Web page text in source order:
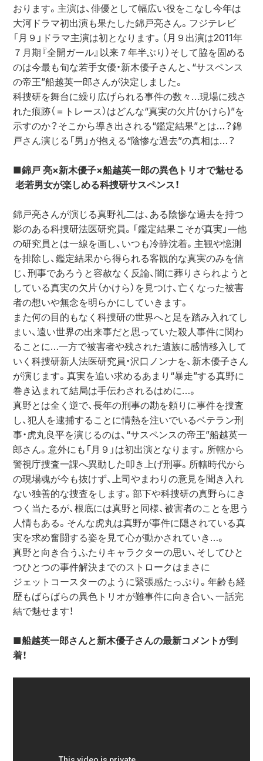
おります。主演は、俳優として幅広い役をこなし今年は
大河ドラマ初出演も果たした錦戸亮さん。フジテレビ
「月９」ドラマ主演は初となります。（月９出演は2011年
７月期『全開ガール』以来７年半ぶり）そして脇を固める
のは今最も旬な若手女優・新木優子さんと、“サスペンス
の帝王”船越英一郎さんが決定しました。
科捜研を舞台に繰り広げられる事件の数々…現場に残さ
れた痕跡（＝トレース）はどんな“真実の欠片(かけら)”を
示すのか？そこから導き出される“鑑定結果”とは…？錦
戸さん演じる「男」が抱える“陰惨な過去”の真相は…？
■錦戸 亮×新木優子×船越英一郎の異色トリオで魅せる
老若男女が楽しめる科捜研サスペンス！
錦戸亮さんが演じる真野礼二は、ある陰惨な過去を持つ
影のある科捜研法医研究員。「鑑定結果こそが真実」―他
の研究員とは一線を画し、いつも冷静沈着。主観や憶測
を排除し、鑑定結果から得られる客観的な真実のみを信
じ、刑事であろうと容赦なく反論、闇に葬りさられようと
している真実の欠片（かけら）を見つけ、亡くなった被害
者の想いや無念を明らかにしていきます。
また何の目的もなく科捜研の世界へと足を踏み入れてし
まい、遠い世界の出来事だと思っていた殺人事件に関わ
ることに…一方で被害者や残された遺族に感情移入して
いく科捜研新人法医研究員・沢口ノンナを、新木優子さん
が演じます。真実を追い求めるあまり“暴走”する真野に
巻き込まれて結局は手伝わされるはめに…。
真野とは全く逆で、長年の刑事の勘を頼りに事件を捜査
し、犯人を逮捕することに情熱を注いでいるベテラン刑
事・虎丸良平を演じるのは、“サスペンスの帝王”船越英一
郎さん。意外にも「月９」は初出演となります。所轄から
警視庁捜査一課へ異動した叩き上げ刑事。所轄時代から
の現場魂が今も抜けず、上司やまわりの意見を聞き入れ
ない独善的な捜査をします。部下や科捜研の真野らにき
つく当たるが、根底には真野と同様、被害者のことを思う
人情もある。そんな虎丸は真野が事件に隠されている真
実を求め奮闘する姿を見て心が動かされていき…。
真野と向き合うふたりキャラクターの思い、そしてひと
つひとつの事件解決までのストロークはまさに
ジェットコースターのように緊張感たっぷり。年齢も経
歴もばらばらの異色トリオが難事件に向き合い、一話完
結で魅せます！
■船越英一郎さんと新木優子さんの最新コメントが到
着！